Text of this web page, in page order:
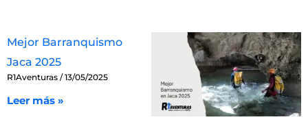
Mejor Barranquismo
Jaca 2025
R1Aventuras 13/05/2025
Leer más »